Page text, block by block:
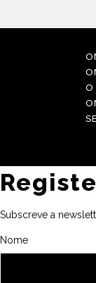
O
Subscreve a
Nome